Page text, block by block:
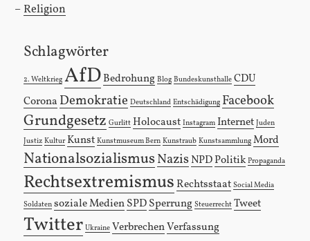
Religion
Schlagwörter
2. Weltkrieg AfD Bedrohung Blog Bundeskunsthalle CDU
Corona Demokratie Deutschland Entschädigung Facebook
Grundgesetz Gurlitt Holocaust Instagram Internet Juden
Justiz Kultur Kunst Kunstmuseum Bern Kunstraub Kunstsammlung Mord
NationalsozialismusNazis NPD Politik Propaganda
Rechtsextremismus Rechtsstaat Social Media
Soldaten soziale Medien SPD Sperrung Steuerrecht Tweet
Twitter Ukraine VerbrechenVerfassung